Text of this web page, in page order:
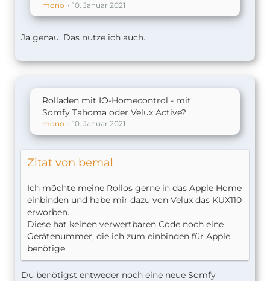
mono 10. Januar 2021
Ja genau. Das nutze ich auch.
Rolladen mit IO-Homecontrol - mit
Somfy Tahoma oder Velux Active?
mono 10. Januar 2021
Zitat von bemal
Ich möchte meine Rollos gerne in das Apple Home
einbinden und habe mir dazu von Velux das KUX110
erworben.
Diese hat keinen verwertbaren Code noch eine
Gerätenummer, die ich zum einbinden für Apple
benötige.
Du benötigst entweder noch eine neue Somfy